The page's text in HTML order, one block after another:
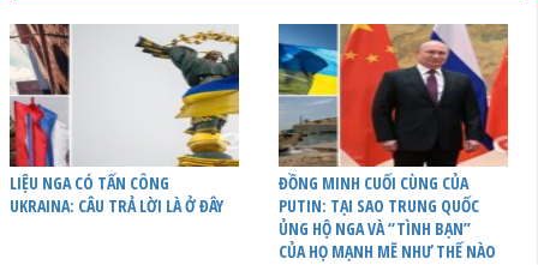
LIỆU NGA CÓ TẤN CÔNG
UKRAINA: CÂU TRẢ LỜI LÀ Ở ĐÂY
ĐỒNG MINH CUỐI CÙNG CỦA
PUTIN: TẠI SAO TRUNG QUỐC
ỦNG HỘ NGA VÀ “TÌNH BẠN”
CỦA HỌ MẠNH MẼ NHƯ THẾ NÀO